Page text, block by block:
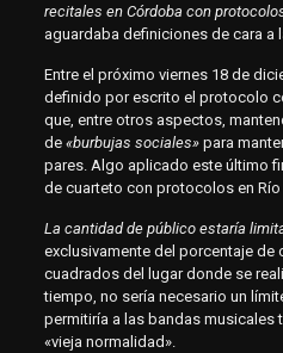
recitales en Córdoba con
aguardaba definiciones de cara a
Entre el próximo viernes 18 de
definido por escrito el protocolo
que, entre otros aspectos,
de «burbujas sociales»para
pares. Algo aplicado este último
de cuarteto con protocolos en Río
La cantidad de público estaría
exclusivamente del porcentaje de
cuadrados del lugar donde se
tiempo, no sería necesario un
permitiría a las bandas musicales
«vieja normalidad».